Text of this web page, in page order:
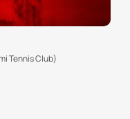
Tennis Club)